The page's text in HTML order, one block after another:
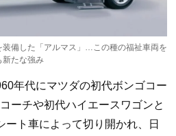
備した「アルマス」…この種の福祉車両を
新たな強み
年代にマツダの初代ボンゴコー
ーチや初代ハイエースワゴンと
ート車によって切り開かれ、日